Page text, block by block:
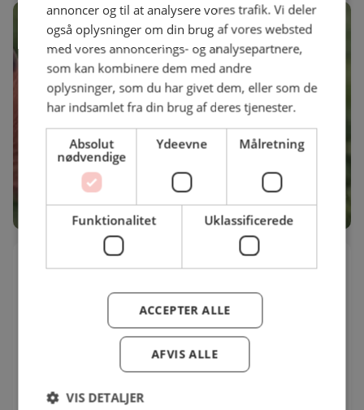
Månsson x Bimi: grønt på nye måder
Sammen med Bimi slår Danmarks største
grøntsagsproducent, Månsson, dørene op til en dag
med fokus på Bimi-broccoli.
13:00 - 16:00 7330Brande
annoncer og til at analysere vores trafik. Vi deler
også oplysninger om din brug af vores websted
med vores annoncerings- og analysepartnere,
som kan kombinere dem med andre
oplysninger, som du har givet dem, eller som de
har indsamlet fra din brug af deres tjenester.
Absolut
nødvendige
Ydeevne Målretning
Funktionalitet Uklassificerede
ACCEPTER ALLE
AFVIS ALLE
VIS DETALJER